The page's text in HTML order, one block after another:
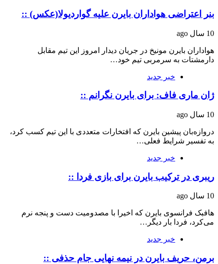
بنر اعتراضی هواداران بایرن علیه گواردیولا(عکس) ::
10 سال ago
هواداران بایرن مونیخ در جریان دیدار امروز این تیم مقابل
دارمشتات به سرمربی تیم خود…
خبر جدید
ژان ماری فاف: برای بایرن نگرانم ::
10 سال ago
دروازه‌بان پیشین بایرن که افتخارات متعددی با این تیم کسب کرد،
به تفسیر شرایط فعلی…
خبر جدید
ریبری در ترکیب بایرن برای بازی فردا ::
10 سال ago
هافبک فرانسوی بایرن که اخیرا با مصدومیت دست و پنجه نرم
می‌کرد، فردا بار دیگر…
خبر جدید
برمن، حریف بایرن در نیمه نهایی جام حذفی ::